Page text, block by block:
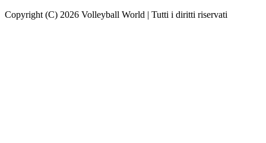
Copyright (C) 2026 Volleyball World | Tutti i diritti riservati